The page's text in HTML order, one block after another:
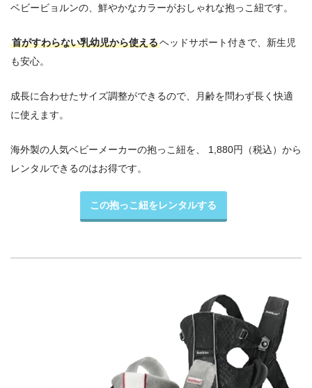
ベビービョルンの、鮮やかなカラーがおしゃれな抱っこ紐です。
首がすわらない乳幼児から使えるヘッドサポート付きで、新生児
も安心。
成長に合わせたサイズ調整ができるので、月齢を問わず長く快適
に使えます。
海外製の人気ベビーメーカーの抱っこ紐を、 1,880円（税込）から
レンタルできるのはお得です。
この抱っこ紐をレンタルする